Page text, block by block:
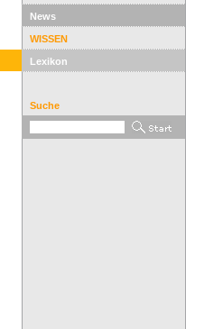
News
WISSEN
Lexikon
Suche